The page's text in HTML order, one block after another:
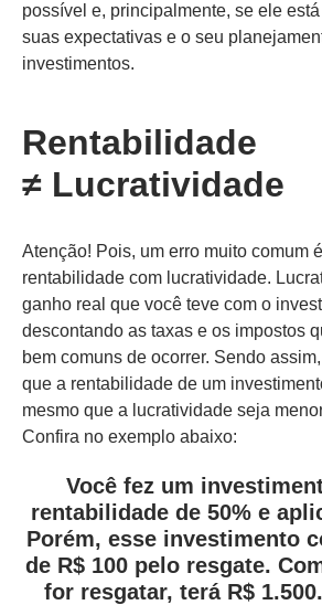
possível e, principalmente, se ele
suas expectativas e o seu
investimentos.
Rentabilidade
≠ Lucratividade
Atenção! Pois, um erro muito comum
rentabilidade com lucratividade.
ganho real que você teve com o
descontando as taxas e os impostos
bem comuns de ocorrer. Sendo
que a rentabilidade de um
mesmo que a lucratividade seja
Confira no exemplo abaixo:
Você fez um
rentabilidade de 50% e
Porém, esse investimento
de R$ 100 pelo resgate.
for resgatar, terá R$